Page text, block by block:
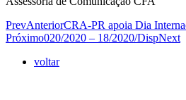
PrevAnteriorCRA-PR apoia Dia
Próximo020/2020 – 18/2020/DispNext
voltar